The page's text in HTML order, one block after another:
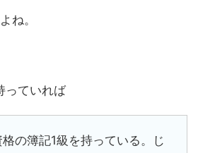
ね。
っていれば
格の簿記1級を持っている。じ